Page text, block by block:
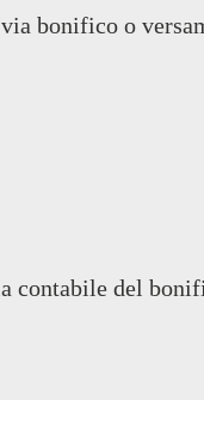
via bonifico o
contabile del